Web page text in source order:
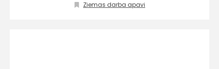
Ziemas darba apavi